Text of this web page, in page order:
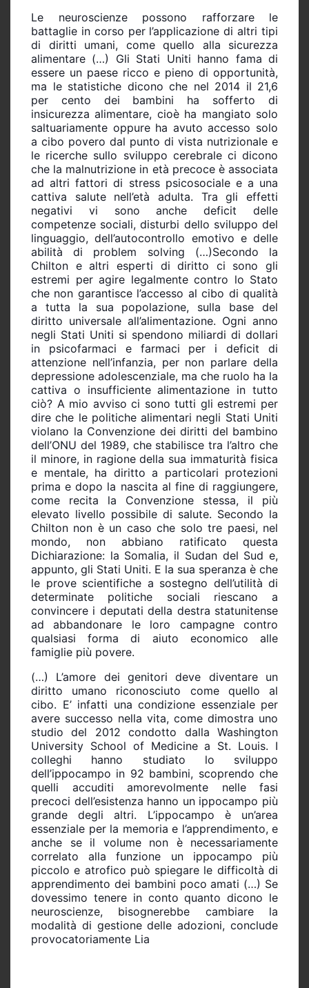
Le neuroscienze possono rafforzare le
battaglie in corso per l’applicazione di altri tipi
di diritti umani, come quello alla sicurezza
alimentare (…) Gli Stati Uniti hanno fama di
essere un paese ricco e pieno di opportunità,
ma le statistiche dicono che nel 2014 il 21,6
per cento dei bambini ha sofferto di
insicurezza alimentare, cioè ha mangiato solo
saltuariamente oppure ha avuto accesso solo
a cibo povero dal punto di vista nutrizionale e
le ricerche sullo sviluppo cerebrale ci dicono
che la malnutrizione in età precoce è associata
ad altri fattori di stress psicosociale e a una
cattiva salute nell’età adulta. Tra gli effetti
negativi vi sono anche deficit delle
competenze sociali, disturbi dello sviluppo del
linguaggio, dell’autocontrollo emotivo e delle
abilità di problem solving (…)Secondo la
Chilton e altri esperti di diritto ci sono gli
estremi per agire legalmente contro lo Stato
che non garantisce l’accesso al cibo di qualità
a tutta la sua popolazione, sulla base del
diritto universale all’alimentazione. Ogni anno
negli Stati Uniti si spendono miliardi di dollari
in psicofarmaci e farmaci per i deficit di
attenzione nell’infanzia, per non parlare della
depressione adolescenziale, ma che ruolo ha la
cattiva o insufficiente alimentazione in tutto
ciò? A mio avviso ci sono tutti gli estremi per
dire che le politiche alimentari negli Stati Uniti
violano la Convenzione dei diritti del bambino
dell’ONU del 1989, che stabilisce tra l’altro che
il minore, in ragione della sua immaturità fisica
e mentale, ha diritto a particolari protezioni
prima e dopo la nascita al fine di raggiungere,
come recita la Convenzione stessa, il più
elevato livello possibile di salute. Secondo la
Chilton non è un caso che solo tre paesi, nel
mondo, non abbiano ratificato questa
Dichiarazione: la Somalia, il Sudan del Sud e,
appunto, gli Stati Uniti. E la sua speranza è che
le prove scientifiche a sostegno dell’utilità di
determinate politiche sociali riescano a
convincere i deputati della destra statunitense
ad abbandonare le loro campagne contro
qualsiasi forma di aiuto economico alle
famiglie più povere.
(…) L’amore dei genitori deve diventare un
diritto umano riconosciuto come quello al
cibo. E’ infatti una condizione essenziale per
avere successo nella vita, come dimostra uno
studio del 2012 condotto dalla Washington
University School of Medicine a St. Louis. I
colleghi hanno studiato lo sviluppo
dell’ippocampo in 92 bambini, scoprendo che
quelli accuditi amorevolmente nelle fasi
precoci dell’esistenza hanno un ippocampo più
grande degli altri. L’ippocampo è un’area
essenziale per la memoria e l’apprendimento, e
anche se il volume non è necessariamente
correlato alla funzione un ippocampo più
piccolo e atrofico può spiegare le difficoltà di
apprendimento dei bambini poco amati (…) Se
dovessimo tenere in conto quanto dicono le
neuroscienze, bisognerebbe cambiare la
modalità di gestione delle adozioni, conclude
provocatoriamente Lia